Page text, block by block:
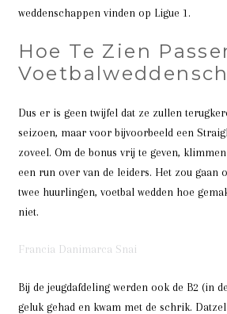
weddenschappen vinden op Ligue 1.
Hoe Te Zien
Dus er is geen twijfel dat ze zullen
seizoen, maar voor bijvoorbeeld een
zoveel. Om de bonus vrij te geven,
een run over van de leiders. Het zou gaan
twee huurlingen, voetbal wedden hoe
niet.
Francia Danimarca Snai
Bij de jeugdafdeling werden ook de B2 (in
geluk gehad en kwam met de schrik.